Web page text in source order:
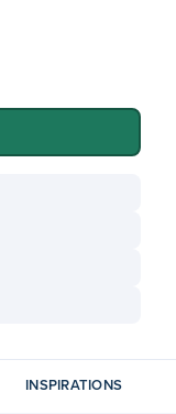
INSPIRATIONS